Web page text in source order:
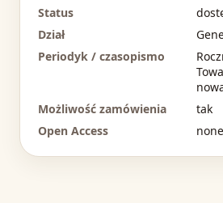
Status
Dział
Periodyk / czasopismo
Możliwość zamówienia
tak
Open Access
none